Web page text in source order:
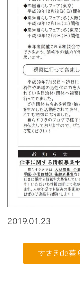
2019.01.23
すさきde暮